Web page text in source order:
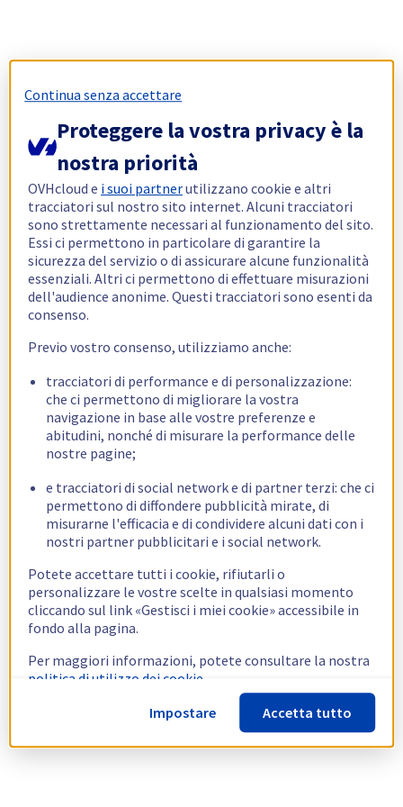
Continua senza accettare
Proteggere la vostra privacy è la
nostra priorità
OVHcloud e i suoi partnerutilizzano cookie e altri
tracciatori sul nostro sito internet. Alcuni tracciatori
sono strettamente necessari al funzionamento del sito.
Essi ci permettono in particolare di garantire la
sicurezza del servizio o di assicurare alcune funzionalità
essenziali. Altri ci permettono di effettuare misurazioni
dell'audience anonime. Questi tracciatori sono esenti da
consenso.
Previo vostro consenso, utilizziamo anche:
tracciatori di performance e di personalizzazione:
che ci permettono di migliorare la vostra
navigazione in base alle vostre preferenze e
abitudini, nonché di misurare la performance delle
nostre pagine;
e tracciatori di social network e di partner terzi: che ci
permettono di diffondere pubblicità mirate, di
misurarne l'efficacia e di condividere alcuni dati con i
nostri partner pubblicitari e i social network.
Potete accettare tutti i cookie, rifiutarli o
personalizzare le vostre scelte in qualsiasi momento
cliccando sul link «Gestisci i miei cookie» accessibile in
fondo alla pagina.
Per maggiori informazioni, potete consultare la nostra
politica di utilizzo dei cookie.
Impostare
Accetta tutto